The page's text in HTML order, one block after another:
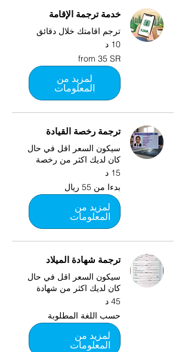
خدمة ترجمة الإقامة
ترجم اقامتك خلال دقائق
10 د
from
35
SR
from 35 SR
لمزيد من
المعلومات
ترجمة رخصة القيادة
سيكون السعر اقل في حال
كان لديك اكثر من رخصة
15 د
من
55
ريال
بدءا من 55 ريال
لمزيد من
المعلومات
ترجمة شهادة الميلاد
سيكون السعر اقل في حال
كان لديك اكثر من شهادة
45 د
اللغة
المطلوبة
حسب اللغة المطلوبة
لمزيد من
المعلومات